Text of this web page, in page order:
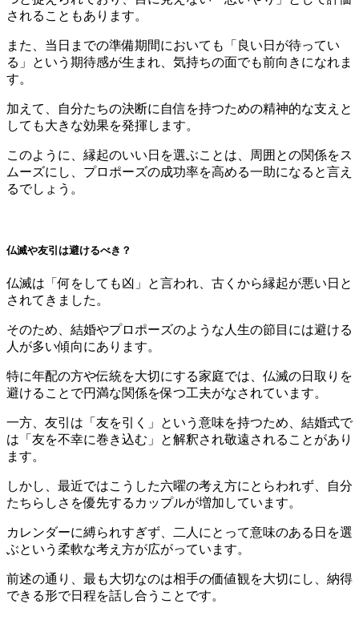
されることもあります。
また、当日までの準備期間においても「良い日が待ってい
る」という期待感が生まれ、気持ちの面でも前向きになれま
す。
加えて、自分たちの決断に自信を持つための精神的な支えと
しても大きな効果を発揮します。
このように、縁起のいい日を選ぶことは、周囲との関係をス
ムーズにし、プロポーズの成功率を高める一助になると言え
るでしょう。
仏滅や友引は避けるべき？
仏滅は「何をしても凶」と言われ、古くから縁起が悪い日と
されてきました。
そのため、結婚やプロポーズのような人生の節目には避ける
人が多い傾向にあります。
特に年配の方や伝統を大切にする家庭では、仏滅の日取りを
避けることで円満な関係を保つ工夫がなされています。
一方、友引は「友を引く」という意味を持つため、結婚式で
は「友を不幸に巻き込む」と解釈され敬遠されることがあり
ます。
しかし、最近ではこうした六曜の考え方にとらわれず、自分
たちらしさを優先するカップルが増加しています。
カレンダーに縛られすぎず、二人にとって意味のある日を選
ぶという柔軟な考え方が広がっています。
前述の通り、最も大切なのは相手の価値観を大切にし、納得
できる形で日程を話し合うことです。